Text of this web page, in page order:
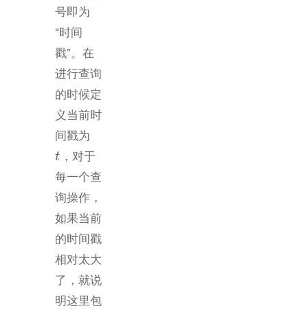
号即为
“时间
戳”。在
进行查询
的时候定
义当前时
间戳为
t
t ，对于
每一个查
询操作，
如果当前
的时间戳
相对太大
了，就说
明这里包